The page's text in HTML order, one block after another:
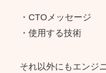
・CTOメッセージ
・使用する技術
それ以外にもエンジ